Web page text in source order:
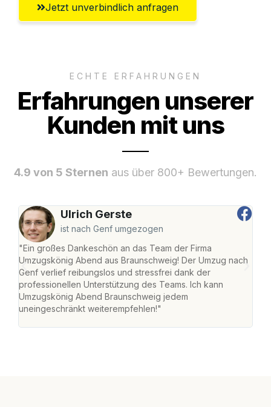
Jetzt unverbindlich anfragen
ECHTE ERFAHRUNGEN
Erfahrungen unserer
Kunden mit uns
4.9 von 5 Sternen aus über 800+ Bewertungen.
Ulrich Gerste
ist nach Genf umgezogen
"Ein großes Dankeschön an das Team der Firma
Umzugskönig Abend aus Braunschweig! Der Umzug nach
Genf verlief reibungslos und stressfrei dank der
professionellen Unterstützung des Teams. Ich kann
Umzugskönig Abend Braunschweig jedem
uneingeschränkt weiterempfehlen!"